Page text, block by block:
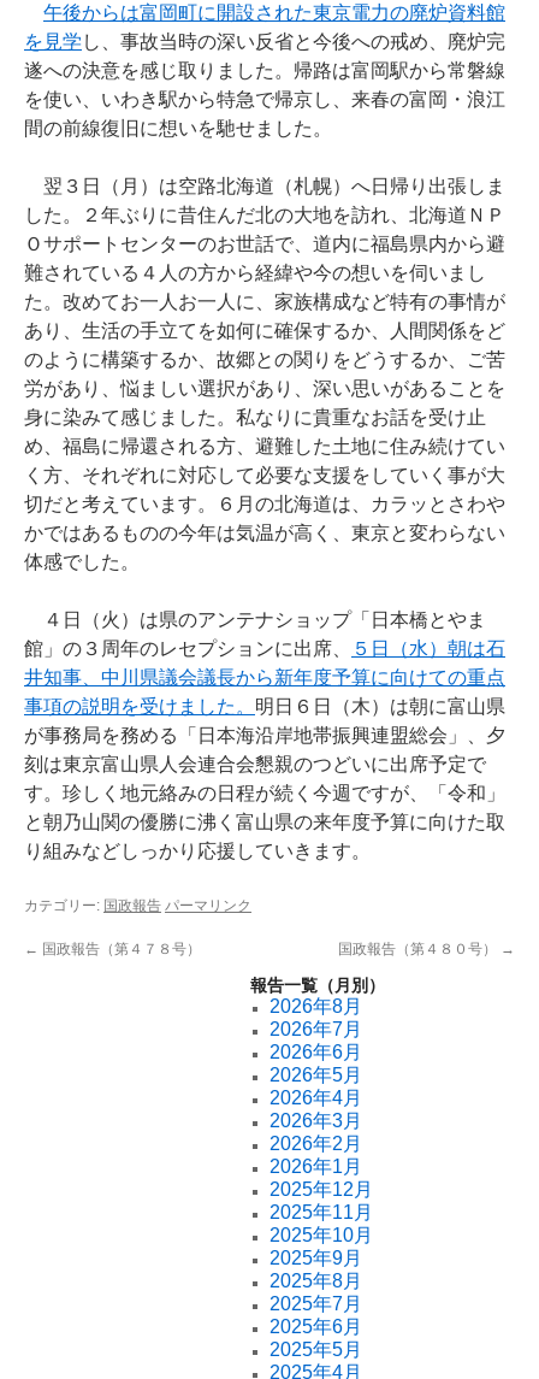
午後からは富岡町に開設された東京電力の廃炉資料館
を見学 し、事故当時の深い反省と今後への戒め、廃炉完
遂への決意を感じ取りました。帰路は富岡駅から常磐線
を使い、いわき駅から特急で帰京し、来春の富岡・浪江
間の前線復旧に想いを馳せました。
翌３日（月）は空路北海道（札幌）へ日帰り出張しま
した。２年ぶりに昔住んだ北の大地を訪れ、北海道ＮＰ
Ｏサポートセンターのお世話で、道内に福島県内から避
難されている４人の方から経緯や今の想いを伺いまし
た。改めてお一人お一人に、家族構成など特有の事情が
あり、生活の手立てを如何に確保するか、人間関係をど
のように構築するか、故郷との関りをどうするか、ご苦
労があり、悩ましい選択があり、深い思いがあることを
身に染みて感じました。私なりに貴重なお話を受け止
め、福島に帰還される方、避難した土地に住み続けてい
く方、それぞれに対応して必要な支援をしていく事が大
切だと考えています。６月の北海道は、カラッとさわや
かではあるものの今年は気温が高く、東京と変わらない
体感でした。
４日（火）は県のアンテナショップ「日本橋とやま
館」の３周年のレセプションに出席、
５日（水）朝は石
井知事、中川県議会議長から新年度予算に向けての重点
事項の説明を受けました。 明日６日（木）は朝に富山県
が事務局を務める「日本海沿岸地帯振興連盟総会」、夕
刻は東京富山県人会連合会懇親のつどいに出席予定で
す。珍しく地元絡みの日程が続く今週ですが、「令和」
と朝乃山関の優勝に沸く富山県の来年度予算に向けた取
り組みなどしっかり応援していきます。
カテゴリー: 国政報告 パーマリンク
← 国政報告（第４７８号） 国政報告（第４８０号） →
報告一覧（月別）
2026年8月
2026年7月
2026年6月
2026年5月
2026年4月
2026年3月
2026年2月
2026年1月
2025年12月
2025年11月
2025年10月
2025年9月
2025年8月
2025年7月
2025年6月
2025年5月
2025年4月